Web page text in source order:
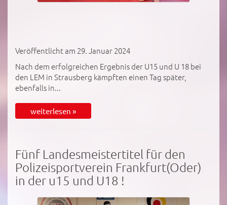
Veröffentlicht am 29. Januar 2024
Nach dem erfolgreichen Ergebnis der U15 und U 18 bei
den LEM in Strausberg kämpften einen Tag später,
ebenfalls in...
weiterlesen »
Fünf Landesmeistertitel für den
Polizeisportverein Frankfurt(Oder)
in der u15 und U18 !